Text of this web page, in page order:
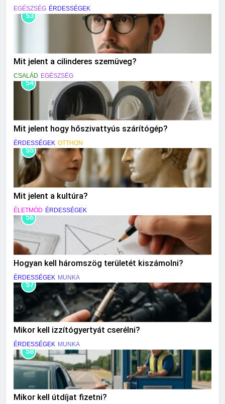
EGÉSZSÉG ÉRDESSÉGEK
53
Mit jelent a cilinderes szemüveg?
CSALÁD EGÉSZSÉG
54
Mit jelent hogy hőszivattyús szárítógép?
ÉRDESSÉGEK OTTHON
55
Mit jelent a kultúra?
ÉLETMÓD ÉRDESSÉGEK
56
Hogyan kell háromszög területét kiszámolni?
ÉRDESSÉGEK MUNKA
57
Mikor kell izzítógyertyát cserélni?
ÉRDESSÉGEK MUNKA
58
Mikor kell útdíjat fizetni?